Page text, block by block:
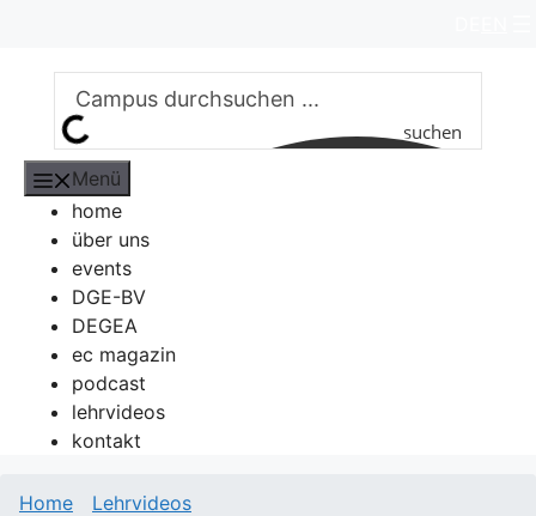
springen
suchen
Menü
home
über uns
events
DGE-BV
DEGEA
ec magazin
podcast
lehrvideos
kontakt
Home
Lehrvideos